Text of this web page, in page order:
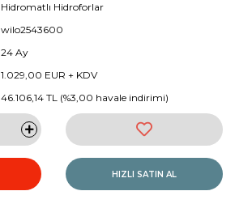
Hidromatlı Hidroforlar
wilo2543600
24 Ay
1.029,00 EUR + KDV
46.106,14 TL (%3,00 havale indirimi)
HIZLI SATIN AL